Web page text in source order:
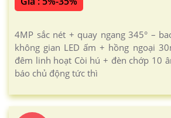
4MP sắc nét + quay ngang 345° –
không gian LED ấm + hồng ngoại
đêm linh hoạt Còi hú + đèn chớp 10
báo chủ động tức thì